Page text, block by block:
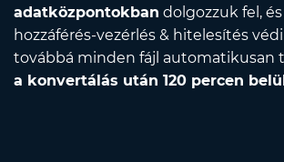
adatközpontokban dolgozzuk fel,
hozzáférés-vezérlés & hitelesítés
továbbá minden fájl automatikusan
a konvertálás után 120 percen belül